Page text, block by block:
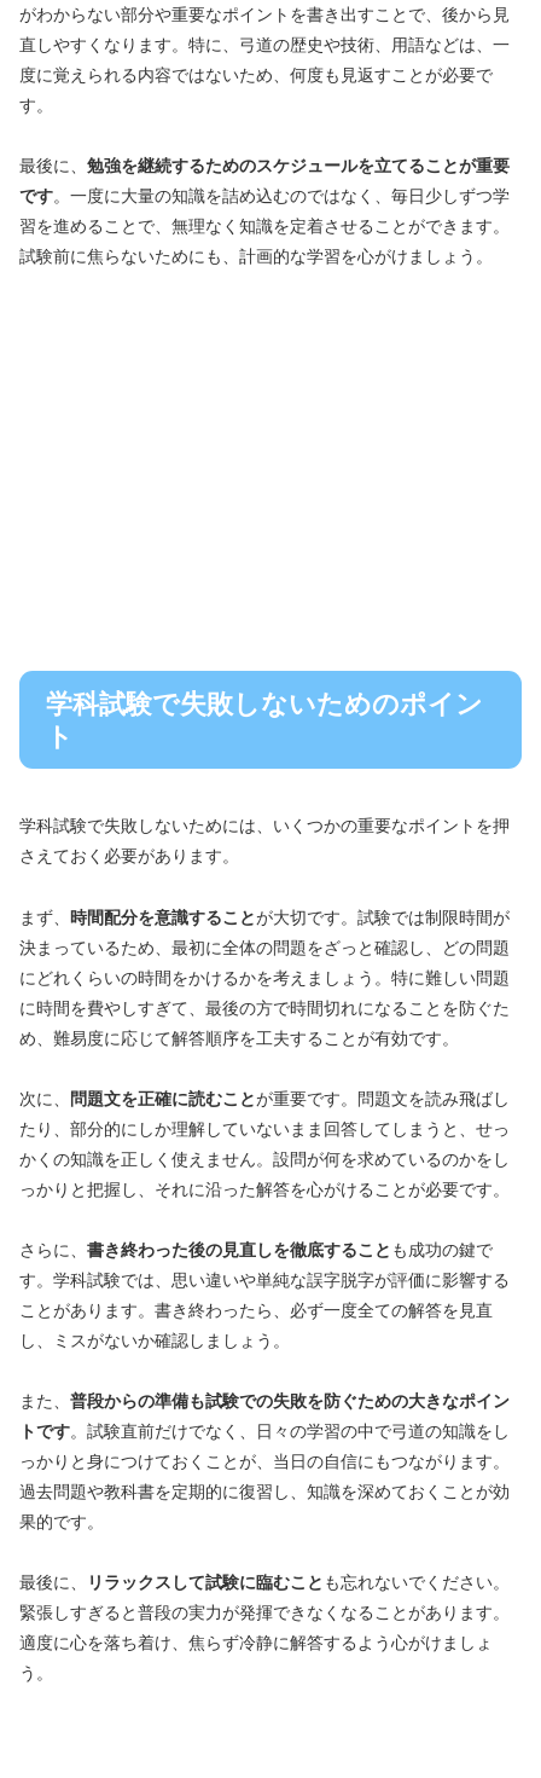
がわからない部分や重要なポイントを書き出すことで、後から見
直しやすくなります。特に、弓道の歴史や技術、用語などは、一
度に覚えられる内容ではないため、何度も見返すことが必要で
す。
最後に、 勉強を継続するためのスケジュールを立てることが重要
です。一度に大量の知識を詰め込むのではなく、毎日少しずつ学
習を進めることで、無理なく知識を定着させることができます。
試験前に焦らないためにも、計画的な学習を心がけましょう。
学科試験で失敗しないためのポイン
ト
学科試験で失敗しないためには、いくつかの重要なポイントを押
さえておく必要があります。
まず、 時間配分を意識することが大切です。試験では制限時間が
決まっているため、最初に全体の問題をざっと確認し、どの問題
にどれくらいの時間をかけるかを考えましょう。特に難しい問題
に時間を費やしすぎて、最後の方で時間切れになることを防ぐた
め、難易度に応じて解答順序を工夫することが有効です。
次に、 問題文を正確に読むことが重要です。問題文を読み飛ばし
たり、部分的にしか理解していないまま回答してしまうと、せっ
かくの知識を正しく使えません。設問が何を求めているのかをし
っかりと把握し、それに沿った解答を心がけることが必要です。
さらに、 書き終わった後の見直しを徹底すること も成功の鍵で
す。学科試験では、思い違いや単純な誤字脱字が評価に影響する
ことがあります。書き終わったら、必ず一度全ての解答を見直
し、ミスがないか確認しましょう。
また、 普段からの準備も試験での失敗を防ぐための大きなポイン
トです。試験直前だけでなく、日々の学習の中で弓道の知識をし
っかりと身につけておくことが、当日の自信にもつながります。
過去問題や教科書を定期的に復習し、知識を深めておくことが効
果的です。
最後に、 リラックスして試験に臨むこと も忘れないでください。
緊張しすぎると普段の実力が発揮できなくなることがあります。
適度に心を落ち着け、焦らず冷静に解答するよう心がけましょ
う。